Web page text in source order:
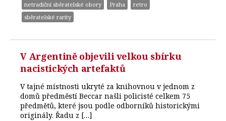
netradiční sběratelské obory
Praha
retro
sběratelské rarity
V Argentině objevili velkou sbírku
nacistických artefaktů
V tajné místnosti ukryté za knihovnou v jednom z
domů předměstí Beccar našli policisté celkem 75
předmětů, které jsou podle odborníků historickými
originály. Řadu z […]